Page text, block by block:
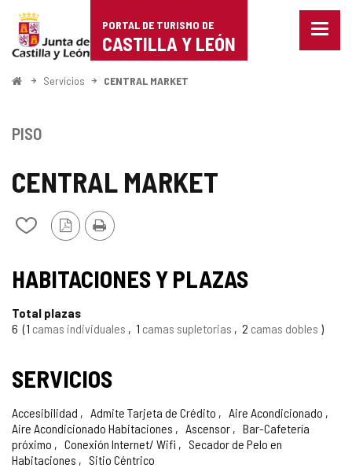
Portal
de
Turismo
Castilla
León
PORTAL DE TURISMO DE
CASTILLA Y LEÓN
Menu
InicioServicios CENTRAL MARKET
CENTRAL MARKET
Añadir/quitar
cuadernos
Versión
PDF
Imprimir
TIPO
PISO
HABITACIONES Y PLAZAS
Total plazas
6
1 camas individuales 1 camas supletorias 2 camas dobles
SERVICIOS
Accesibilidad Admite Tarjeta de Crédito
Aire Acondicionado
Aire Acondicionado Habitaciones
Ascensor
Bar-Cafetería
próximo
Conexión Internet/ Wifi
Secador de Pelo en
Habitaciones
Sitio Céntrico